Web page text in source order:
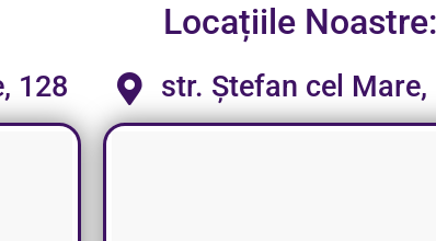
Locațiile Noastre:
128 str. Ștefan cel Mare,